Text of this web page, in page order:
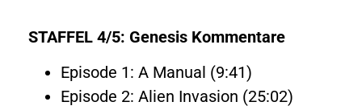
STAFFEL 4/5: Genesis Kommentare
Episode 1: A Manual (9:41)
Episode 2: Alien Invasion (25:02)